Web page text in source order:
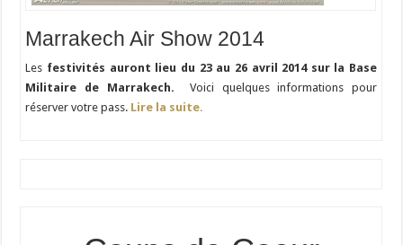
Marrakech Air Show 2014
Les festivités auront lieu du 23 au 26 avril 2014 sur la Base
Militaire de Marrakech. Voici quelques informations pour
réserver votre pass. Lire la suite.